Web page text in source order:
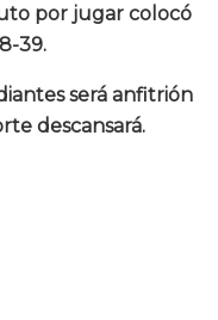
por jugar colocó
39.
será anfitrión
descansará.